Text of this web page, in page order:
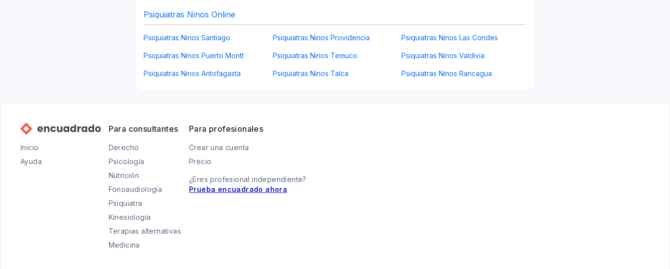
Psiquiatras Ninos Online
Psiquiatras Ninos Santiago Psiquiatras Ninos Providencia Psiquiatras Ninos Las Condes
Psiquiatras Ninos Puerto Montt Psiquiatras Ninos Temuco Psiquiatras Ninos Valdivia
Psiquiatras Ninos Antofagasta Psiquiatras Ninos Talca Psiquiatras Ninos Rancagua
Inicio
Ayuda
Para consultantes
Derecho
Psicología
Nutrición
Fonoaudiología
Psiquiatra
Kinesiología
Terapias alternativas
Medicina
Para profesionales
Crear una cuenta
Precio
¿Eres profesional independiente?
Prueba encuadrado ahora